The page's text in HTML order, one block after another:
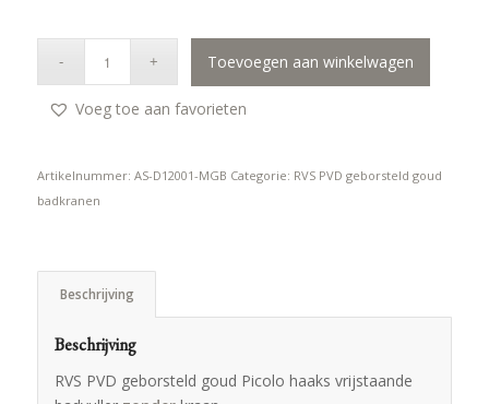
Toevoegen aan winkelwagen
Voeg toe aan favorieten
Artikelnummer: AS-D12001-MGB Categorie: RVS PVD geborsteld goud
badkranen
Beschrijving
Beschrijving
RVS PVD geborsteld goud Picolo haaks vrijstaande